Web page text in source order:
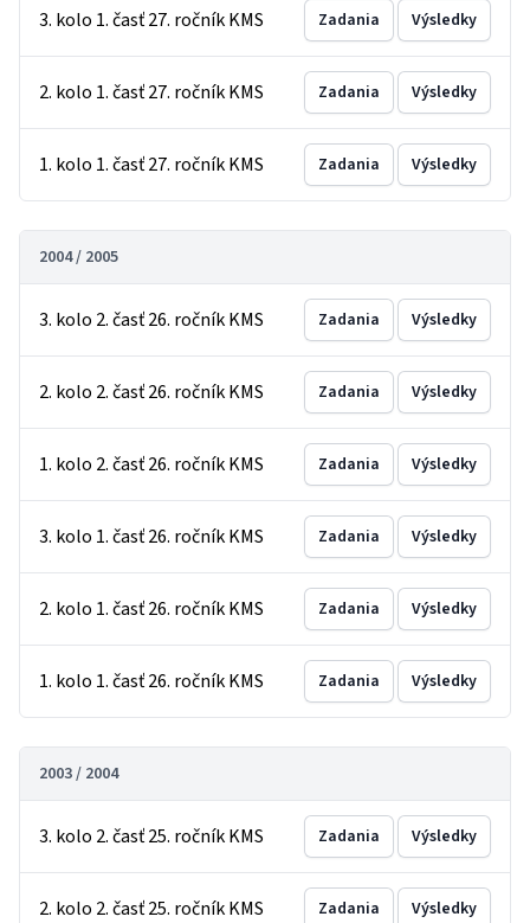
3. kolo 1. časť 27. ročník KMS Zadania Výsledky
2. kolo 1. časť 27. ročník KMS Zadania Výsledky
1. kolo 1. časť 27. ročník KMS Zadania Výsledky
2004 / 2005
3. kolo 2. časť 26. ročník KMS Zadania Výsledky
2. kolo 2. časť 26. ročník KMS Zadania Výsledky
1. kolo 2. časť 26. ročník KMS Zadania Výsledky
3. kolo 1. časť 26. ročník KMS Zadania Výsledky
2. kolo 1. časť 26. ročník KMS Zadania Výsledky
1. kolo 1. časť 26. ročník KMS Zadania Výsledky
2003 / 2004
3. kolo 2. časť 25. ročník KMS Zadania Výsledky
2. kolo 2. časť 25. ročník KMS Zadania Výsledky